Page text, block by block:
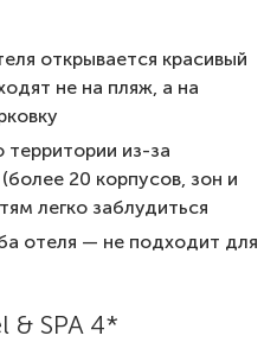
открывается красивый
не на пляж, а на
территории из-за
20 корпусов, зон и
легко заблудиться
отеля — не подходит для
& SPA 4*